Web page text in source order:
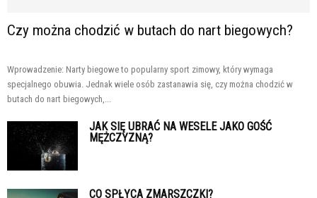
Czy można chodzić w butach do nart biegowych?
Wprowadzenie: Narty biegowe to popularny sport zimowy, który wymaga
specjalnego obuwia. Jednak wiele osób zastanawia się, czy można chodzić w
butach do nart biegowych,...
JAK SIĘ UBRAĆ NA WESELE JAKO GOŚĆ
MĘŻCZYZNĄ?
CO SPŁYCA ZMARSZCZKI?